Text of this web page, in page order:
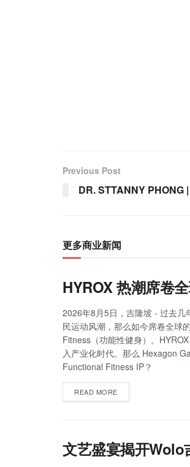
Previous Post
DR. STTANNY PHONG
更多商业新闻
HYROX 热潮席卷
2026年8月5日，吉隆坡 - 过去几
民运动风潮，那么如今席卷全球
Fitness（功能性健身）。
入产业化时代。那么 Hexagon
Functional Fitness IP？
READ MORE
文艺盛宴揭开Wolo